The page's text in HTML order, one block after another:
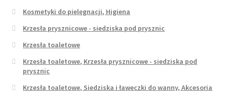
Kosmetyki do pielęgnacji, Higiena
Krzesła prysznicowe - siedziska pod prysznic
Krzesła toaletowe
Krzesła toaletowe, Krzesła prysznicowe - siedziska pod
prysznic
Krzesła toaletowe, Siedziska i ławeczki do wanny, Akcesoria